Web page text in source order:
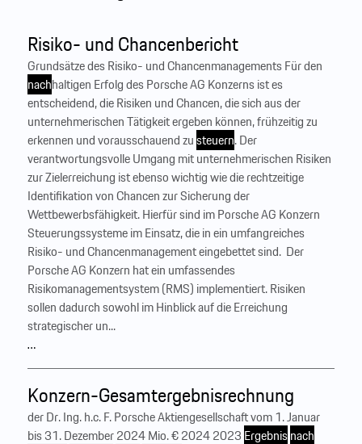
Risiko- und Chancenbericht
Grundsätze des Risiko- und Chancenmanagements Für den
nachhaltigen Erfolg des Porsche AG Konzerns ist es
entscheidend, die Risiken und Chancen, die sich aus der
unternehmerischen Tätigkeit ergeben können, frühzeitig zu
erkennen und vorausschauend zusteuern. Der
verantwortungsvolle Umgang mit unternehmerischen Risiken
zur Zielerreichung ist ebenso wichtig wie die rechtzeitige
Identifikation von Chancen zur Sicherung der
Wettbewerbsfähigkeit. Hierfür sind im Porsche AG Konzern
Steuerungssysteme im Einsatz, die in ein umfangreiches
Risiko- und Chancenmanagement eingebettet sind. ‍ Der
Porsche AG Konzern hat ein umfassendes
Risikomanagementsystem (RMS) implementiert. Risiken
sollen dadurch sowohl im Hinblick auf die Erreichung
strategischer un...
…
Konzern-Gesamtergebnisrechnung
der Dr. Ing. h.c. F. Porsche Aktiengesellschaft vom 1. Januar
bis 31. Dezember 2024 Mio. € 2024 2023 Ergebnisnach